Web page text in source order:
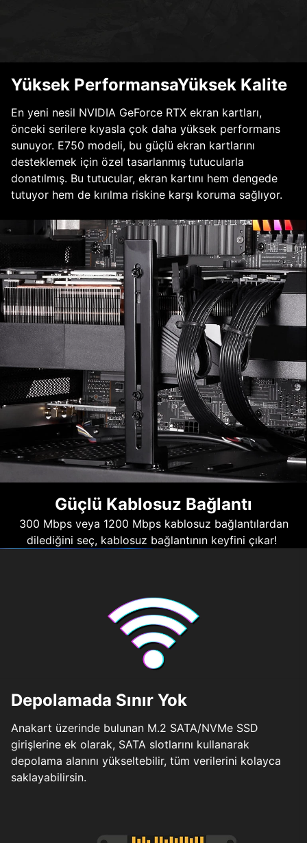
Yüksek PerformansaYüksek Kalite
En yeni nesil NVIDIA GeForce RTX ekran kartları,
önceki serilere kıyasla çok daha yüksek performans
sunuyor. E750 modeli, bu güçlü ekran kartlarını
desteklemek için özel tasarlanmış tutucularla
donatılmış. Bu tutucular, ekran kartını hem dengede
tutuyor hem de kırılma riskine karşı koruma sağlıyor.
Güçlü Kablosuz Bağlantı
300 Mbps veya 1200 Mbps kablosuz bağlantılardan
dilediğini seç, kablosuz bağlantının keyfini çıkar!
Depolamada Sınır Yok
Anakart üzerinde bulunan M.2 SATA/NVMe SSD
girişlerine ek olarak, SATA slotlarını kullanarak
depolama alanını yükseltebilir, tüm verilerini kolayca
saklayabilirsin.